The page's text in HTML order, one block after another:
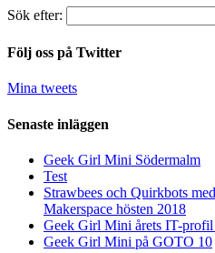
Sök efter:
Följ oss på Twitter
Mina tweets
Senaste inläggen
Geek Girl Mini Södermalm
Test
Strawbees och Quirkbots
Makerspace hösten 2018
Geek Girl Mini årets IT-profil
Geek Girl Mini på GOTO 10